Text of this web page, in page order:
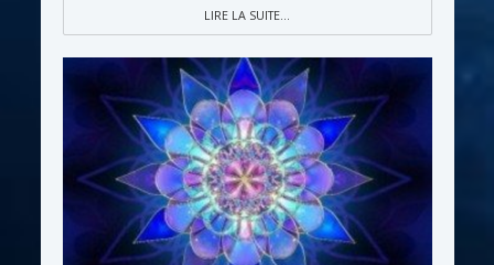
LIRE LA SUITE...